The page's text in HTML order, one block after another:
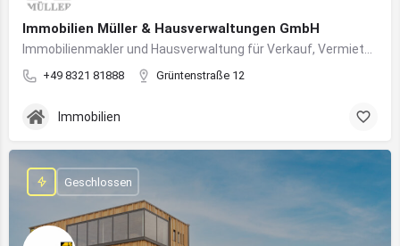
Immobilien Müller & Hausverwaltungen GmbH
+49 8321 81888 Grüntenstraße 12
Immobilien
Geschlossen